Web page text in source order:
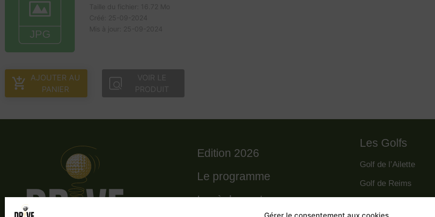
AJOUTER AU
PANIER
VOIR LE
PRODUIT
Edition 2026
Le programme
Le règlement
Les Golfs
Golf de l’Ailette
Golf de Reims